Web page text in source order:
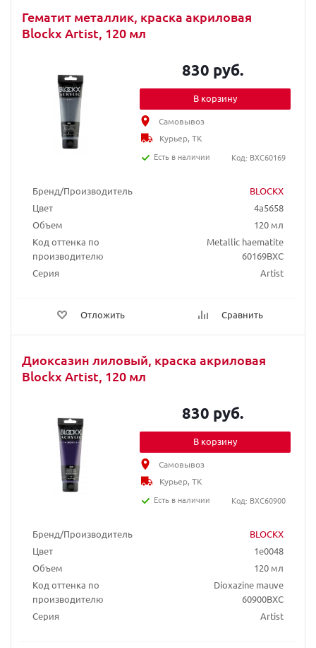
Гематит металлик, краска акриловая
Blockx Artist, 120 мл
Бренд/Производитель
BLOCKX
Цвет
4a5658
Объем
120 мл
Код оттенка по
производителю
Metallic haematite
60169BXC
Серия
Artist
Отложить Сравнить
830 руб.
В корзину
Самовывоз
Курьер, ТК
Есть в наличии
Код: BXC60169
Диоксазин лиловый, краска акриловая
Blockx Artist, 120 мл
Бренд/Производитель
BLOCKX
Цвет
1e0048
Объем
120 мл
Код оттенка по
производителю
Dioxazine mauve
60900BXC
Серия
Artist
830 руб.
В корзину
Самовывоз
Курьер, ТК
Есть в наличии
Код: BXC60900